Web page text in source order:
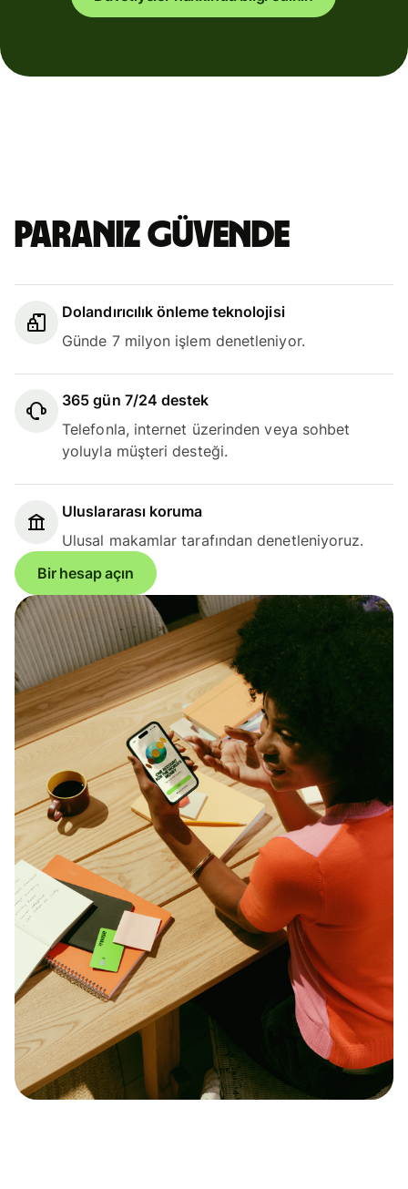
Paranız güvende
Dolandırıcılık önleme teknolojisi
Günde 7 milyon işlem denetleniyor.
365 gün 7/24 destek
Telefonla, internet üzerinden veya sohbet
yoluyla müşteri desteği.
Uluslararası koruma
Ulusal makamlar tarafından denetleniyoruz.
Bir hesap açın